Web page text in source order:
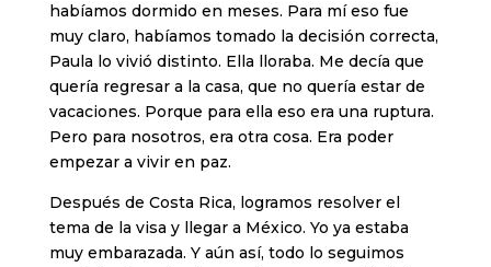
habíamos dormido en meses. Para mí eso fue
muy claro, habíamos tomado la decisión correcta,
Paula lo vivió distinto. Ella lloraba. Me decía que
quería regresar a la casa, que no quería estar de
vacaciones. Porque para ella eso era una ruptura.
Pero para nosotros, era otra cosa. Era poder
empezar a vivir en paz.
Después de Costa Rica, logramos resolver el
tema de la visa y llegar a México. Yo ya estaba
muy embarazada. Y aún así, todo lo seguimos